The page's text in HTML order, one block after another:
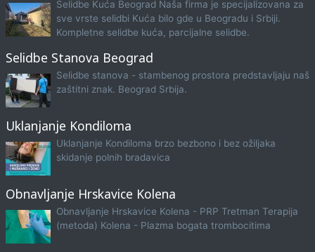
Selidbe Kuća Beograd Naša firma je specijalizovana za
sve vrste selidbi Kuća bilo gde u Beogradu i Srbiji.
Kompletne selidbe kuća, parcijalne selidbe.
Selidbe Stanova Beograd
Selidbe stanova - stambenog prostora predstavljaju naš
zaštitni znak. Beograd Srbija.
Uklanjanje Kondiloma
Uklanjanje Kondiloma brzo bezbono i bez ožiljaka
skidanje polnih bradavica
Obnavljanje Hrskavice Kolena
Obnavljanje Hrskavice Kolena - PRP Tretman Terapija
(metoda) Kolena - Plazma bogata trombocitima